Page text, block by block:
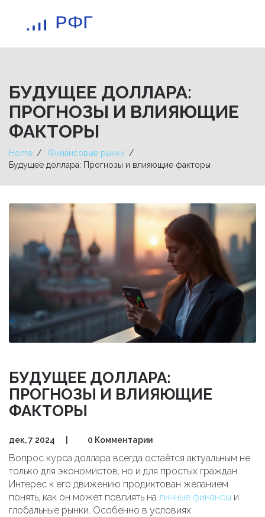
БУДУЩЕЕ ДОЛЛАРА:
ПРОГНОЗЫ И ВЛИЯЮЩИЕ
ФАКТОРЫ
Home
Финансовые рынки
Будущее доллара: Прогнозы и влияющие факторы
БУДУЩЕЕ ДОЛЛАРА:
ПРОГНОЗЫ И ВЛИЯЮЩИЕ
ФАКТОРЫ
дек, 7 2024 0 Комментарии
Вопрос курса доллара всегда остаётся актуальным не
только для экономистов, но и для простых граждан.
Интерес к его движению продиктован желанием
понять, как он может повлиять на личные финансы и
глобальные рынки. Особенно в условиях